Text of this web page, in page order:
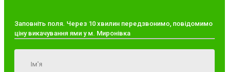
Заповніть поля. Через 10 хвилин передзвонимо, повідомимо
ціну викачування ями у м. Миронівка